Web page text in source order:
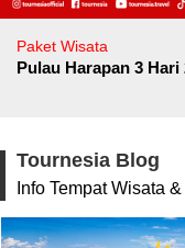
Paket Wisata
Pulau Harapan 3 Hari
Tournesia Blog
Info Tempat Wisata